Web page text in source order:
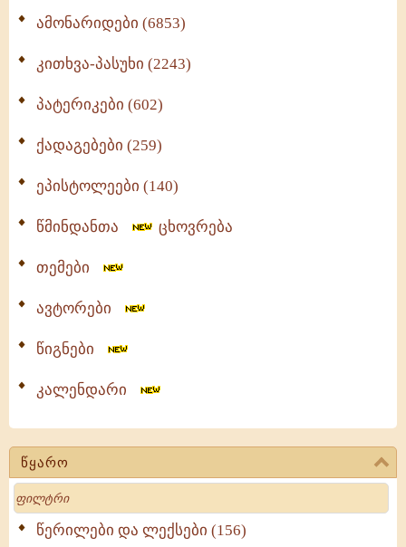
ამონარიდები (6853)
კითხვა-პასუხი (2243)
პატერიკები (602)
ქადაგებები (259)
ეპისტოლეები (140)
წმინდანთა ცხოვრება
თემები
ავტორები
წიგნები
კალენდარი
წყარო
Search
წერილები და ლექსები (156)